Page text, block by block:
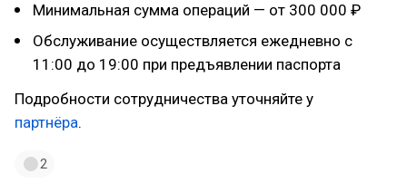
Минимальная сумма операций — от 300 000 ₽
Обслуживание осуществляется ежедневно с
11:00 до 19:00 при предъявлении паспорта
Подробности сотрудничества уточняйте у
партнёра.
2